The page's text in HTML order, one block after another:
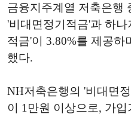
금융지주계열 저축은행
'비대면정기적금'과 하
적금'이 3.80%를 제공하
했다.
NH저축은행의 '비대면
이 1만원 이상으로, 가